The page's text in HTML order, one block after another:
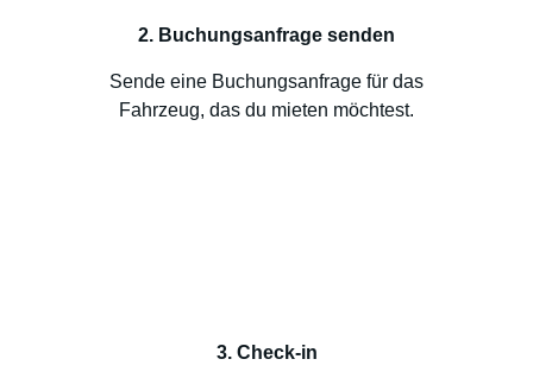
2. Buchungsanfrage senden
Sende eine Buchungsanfrage für das
Fahrzeug, das du mieten möchtest.
3. Check-in